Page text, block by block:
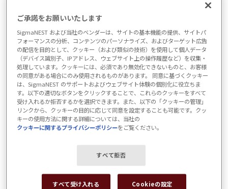
は、部品曲げ加工の推測作業を省くよう
に特別に設計されています。
機器の稼働率を最大50%増大
曲げ加工する部品に費やす処理時間
全体を短縮
価格設定の前に見積もりを検証
ツールの適用による精度の高いK係
数、平面パターン
曲げ加工における工程での試行錯誤
を排除
ご承諾をお願いいたします
SigmaNEST および当社のベンダーは、サイトの基本機能の提供、サイトパ
フォーマンスの分析、コンテンツのパーソナライズ、およびターゲット広告
の配信を目的として、クッキー（および類似の技術）を使用して個人データ
（デバイス識別子、IPアドレス、ウェブサイト上の操作履歴など）を収集・
処理しています。クッキーには、必須であり無効化できないものと、お客様
の同意がある場合にのみ使用されるものがあります。 同意に基づくクッキー
は、SigmaNEST のサポートおよびウェブサイト体験の個別化に役立ちま
す。以下の適切なボタンをクリックすることで、これらのクッキーをすべて
受け入れるか拒否するかを選択できます。また、以下の「クッキーの管理」
リンクから、クッキーの目的に応じて同意を設定することも可能です。クッ
キーの使用方法に関する詳細については、当社の
クッキーに関するプライバシーポリシーをご覧ください。
すべて拒否
すべて受け入れる Cookieの設定